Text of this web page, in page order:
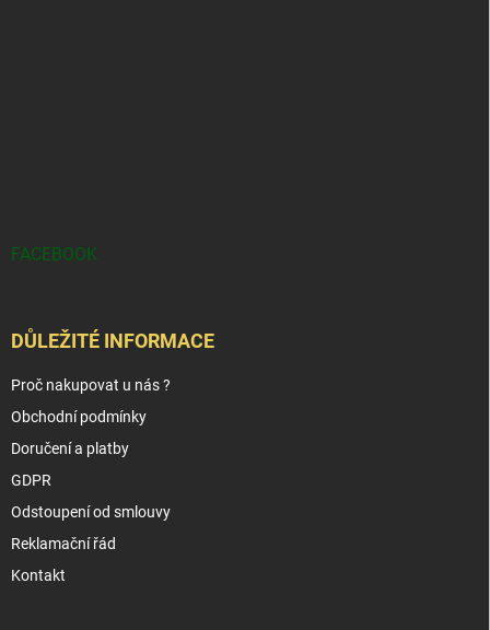
FACEBOOK
DŮLEŽITÉ INFORMACE
Proč nakupovat u nás ?
Obchodní podmínky
Doručení a platby
GDPR
Odstoupení od smlouvy
Reklamační řád
Kontakt